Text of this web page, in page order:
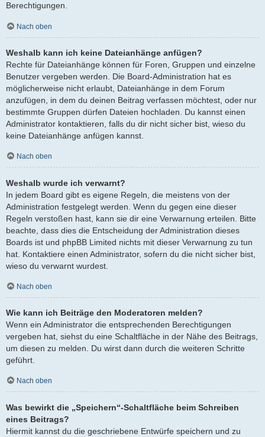
Berechtigungen.
Nach oben
Weshalb kann ich keine Dateianhänge anfügen?
Rechte für Dateianhänge können für Foren, Gruppen und einzelne
Benutzer vergeben werden. Die Board-Administration hat es
möglicherweise nicht erlaubt, Dateianhänge in dem Forum
anzufügen, in dem du deinen Beitrag verfassen möchtest, oder nur
bestimmte Gruppen dürfen Dateien hochladen. Du kannst einen
Administrator kontaktieren, falls du dir nicht sicher bist, wieso du
keine Dateianhänge anfügen kannst.
Nach oben
Weshalb wurde ich verwarnt?
In jedem Board gibt es eigene Regeln, die meistens von der
Administration festgelegt werden. Wenn du gegen eine dieser
Regeln verstoßen hast, kann sie dir eine Verwarnung erteilen. Bitte
beachte, dass dies die Entscheidung der Administration dieses
Boards ist und phpBB Limited nichts mit dieser Verwarnung zu tun
hat. Kontaktiere einen Administrator, sofern du die nicht sicher bist,
wieso du verwarnt wurdest.
Nach oben
Wie kann ich Beiträge den Moderatoren melden?
Wenn ein Administrator die entsprechenden Berechtigungen
vergeben hat, siehst du eine Schaltfläche in der Nähe des Beitrags,
um diesen zu melden. Du wirst dann durch die weiteren Schritte
geführt.
Nach oben
Was bewirkt die „Speichern“-Schaltfläche beim Schreiben
eines Beitrags?
Hiermit kannst du die geschriebene Entwürfe speichern und zu